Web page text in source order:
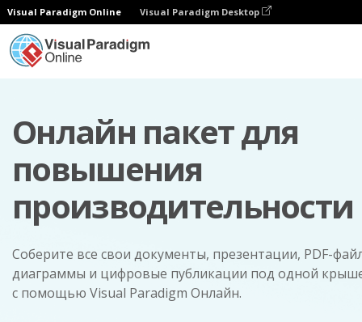
Visual Paradigm Online Visual Paradigm Desktop
Онлайн пакет для
повышения
производительности
Соберите все свои документы, презентации, PDF-
диаграммы и цифровые публикации под одной
с помощью Visual Paradigm Онлайн.